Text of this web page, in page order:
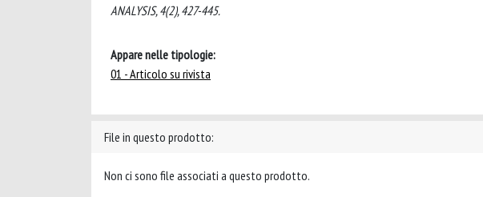
ANALYSIS, 4(2), 427-445.
Appare nelle tipologie:
01 - Articolo su rivista
File in questo prodotto:
Non ci sono file associati a questo prodotto.